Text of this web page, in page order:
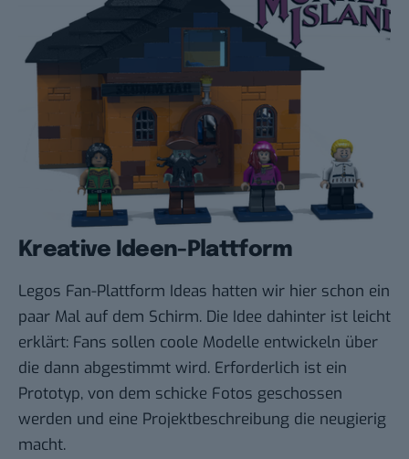
Kreative Ideen-Plattform
Legos Fan-Plattform Ideas hatten wir hier schon ein
paar Mal auf dem Schirm. Die Idee dahinter ist leicht
erklärt: Fans sollen coole Modelle entwickeln über
die dann abgestimmt wird. Erforderlich ist ein
Prototyp, von dem schicke Fotos geschossen
werden und eine Projektbeschreibung die neugierig
macht.